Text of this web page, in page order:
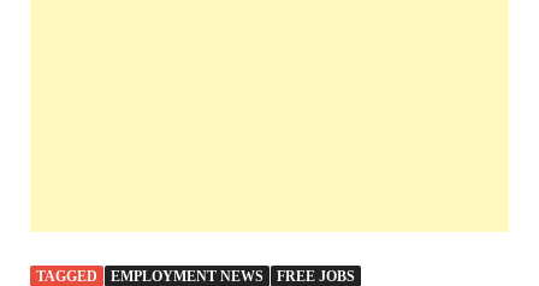
TAGGED EMPLOYMENT NEWS
FREE JOBS